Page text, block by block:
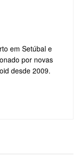
em Setúbal e
por novas
desde 2009.